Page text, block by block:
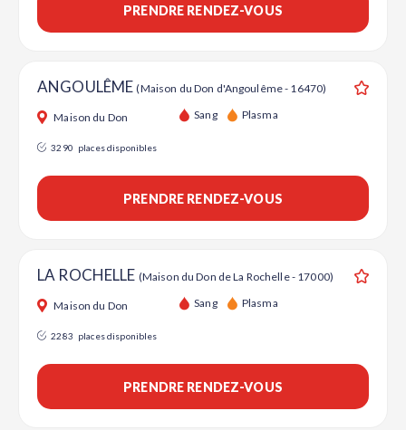
PRENDRE RENDEZ-VOUS
ANGOULÊME(Maison du Don d'Angoulême - 16470)
Maison du Don Sang Plasma
3290 places disponibles
PRENDRE RENDEZ-VOUS
LA ROCHELLE (Maison du Don de La Rochelle - 17000)
Maison du Don Sang Plasma
2283 places disponibles
PRENDRE RENDEZ-VOUS